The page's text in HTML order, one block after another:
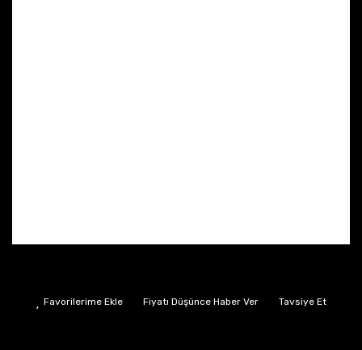
Fiyatı Düşünce Haber Ver Tavsiye Et